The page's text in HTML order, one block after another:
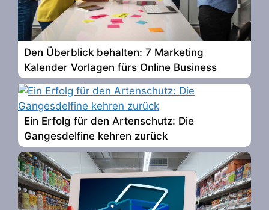
Den Überblick behalten: 7 Marketing
Kalender Vorlagen fürs Online Business
Ein Erfolg für den Artenschutz: Die
Gangesdelfine kehren zurück